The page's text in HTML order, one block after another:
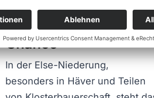
Else-Niederung:
Grundwasser als
Chance
In der Else-Niederung,
besonders in Häver und Teilen